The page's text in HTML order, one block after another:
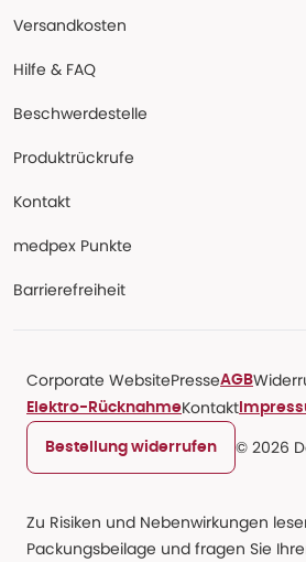
Versandkosten
Hilfe & FAQ
Beschwerdestelle
Produktrückrufe
Kontakt
medpex Punkte
Barrierefreiheit
Corporate WebsitePresseAGB
Elektro-RücknahmeKontakt
Bestellung widerrufen © 2026
Zu Risiken und Nebenwirkungen
Packungsbeilage und fragen Sie